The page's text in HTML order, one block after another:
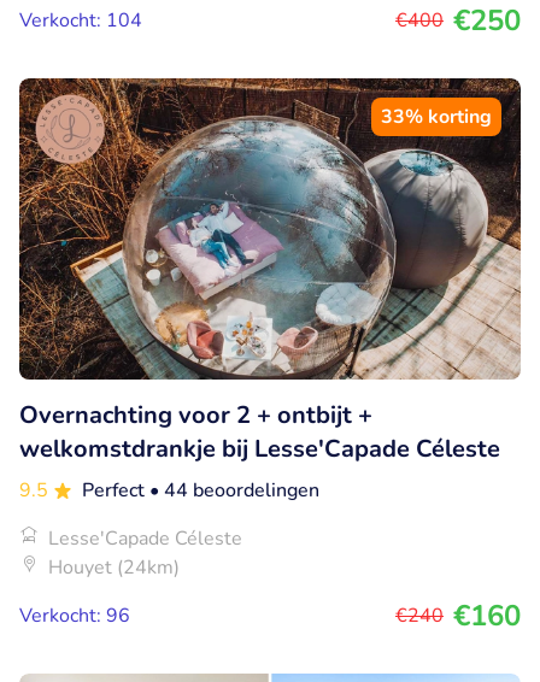
Verkocht: 104
€400 €250
33% korting
Overnachting voor 2 + ontbijt +
welkomstdrankje bij Lesse'Capade Céleste
9.5 Perfect • 44 beoordelingen
Lesse'Capade Céleste
Houyet (24km)
Verkocht: 96
€240 €160